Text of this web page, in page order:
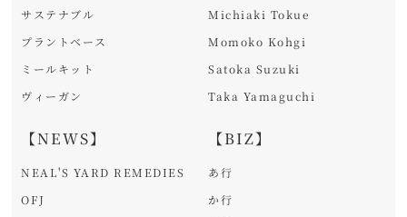
サステナブル
プラントベース
ミールキット
ヴィーガン
【NEWS】
NEAL'S YARD REMEDIES
OFJ
Michiaki Tokue
Momoko Kohgi
Satoka Suzuki
Taka Yamaguchi
【BIZ】
あ行
か行